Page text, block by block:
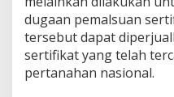
dugaan pemalsuan
tersebut dapat
sertifikat yang telah
pertanahan nasional.